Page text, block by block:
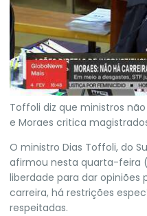
Toffoli diz que ministros
e Moraes critica
O ministro Dias Toffoli, do
afirmou nesta quarta-feira
liberdade para dar opiniões
carreira, há restrições
respeitadas.